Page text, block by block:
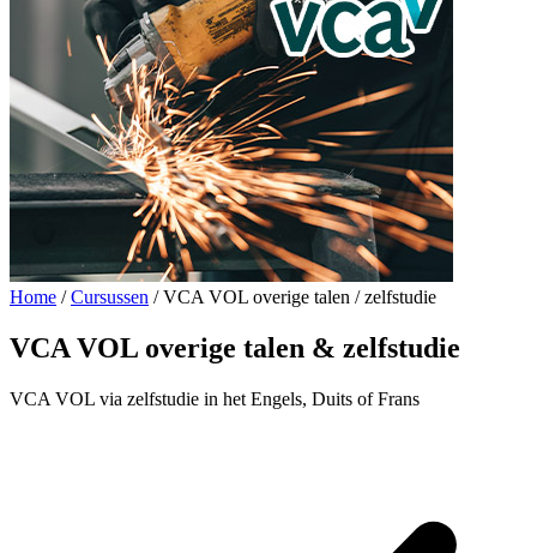
Home / Cursussen / VCA VOL overige talen / zelfstudie
VCA VOL overige talen & zelfstudie
VCA VOL via zelfstudie in het Engels, Duits of Frans